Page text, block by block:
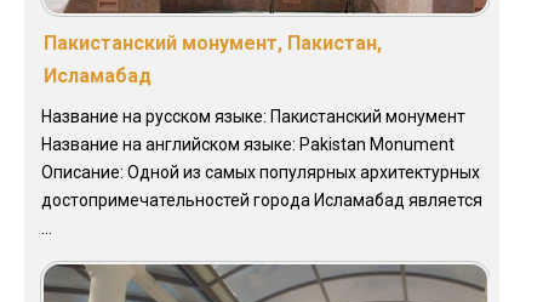
Пакистанский монумент, Пакистан,
Исламабад
Название на русском языке: Пакистанский монумент
Название на английском языке: Pakistan Monument
Описание: Одной из самых популярных архитектурных
достопримечательностей города Исламабад является